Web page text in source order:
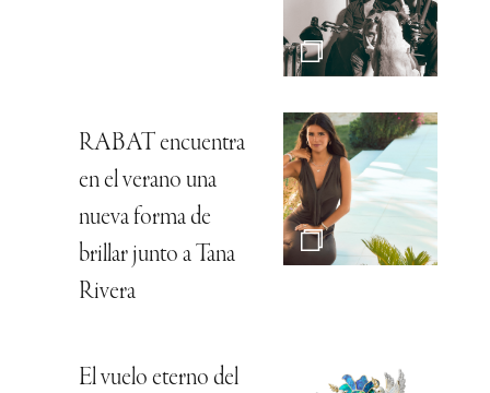
RABAT encuentra
en el verano una
nueva forma de
brillar junto a Tana
Rivera
El vuelo eterno del